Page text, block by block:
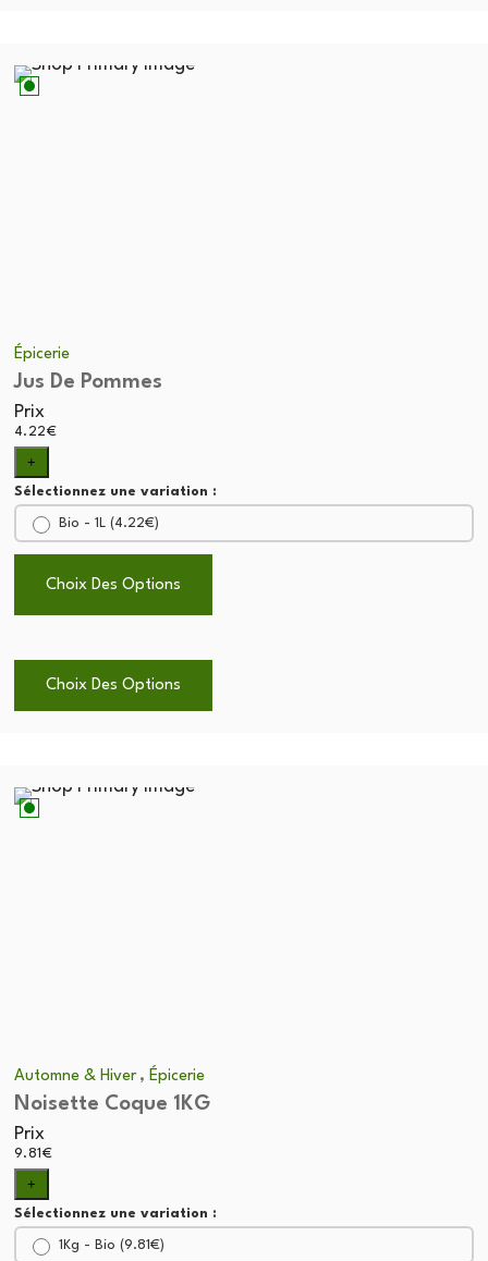
Épicerie
Jus De Pommes
Prix
4.22€
+
Sélectionnez une variation :
Bio - 1L (4.22€)
Choix Des Options
Choix Des Options
Automne & Hiver , Épicerie
Noisette Coque 1KG
Prix
9.81 €
+
Sélectionnez une variation :
1Kg - Bio (9.81€)